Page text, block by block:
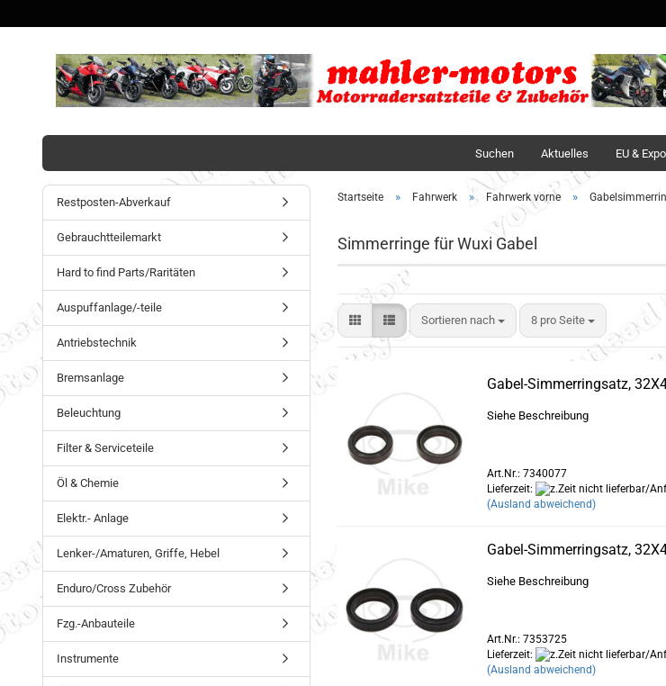
Suchen Aktuelles EU &
Startseite » Fahrwerk » Fahrwerk vorne »
Simmerringe für Wuxi Gabel
Sortieren nach 8 pro Seite
Gabel-Simmerringsatz,
Siehe Beschreibung
Art.Nr.: 7340077
Lieferzeit:
(Ausland abweichend)
Gabel-Simmerringsatz,
Siehe Beschreibung
Art.Nr.: 7353725
Lieferzeit:
(Ausland abweichend)
Restposten-Abverkauf
Gebrauchtteilemarkt
Hard to find Parts/Raritäten
Auspuffanlage/-teile
Antriebstechnik
Bremsanlage
Beleuchtung
Filter & Serviceteile
Öl & Chemie
Elektr.- Anlage
Lenker-/Amaturen, Griffe, Hebel
Enduro/Cross Zubehör
Fzg.-Anbauteile
Instrumente